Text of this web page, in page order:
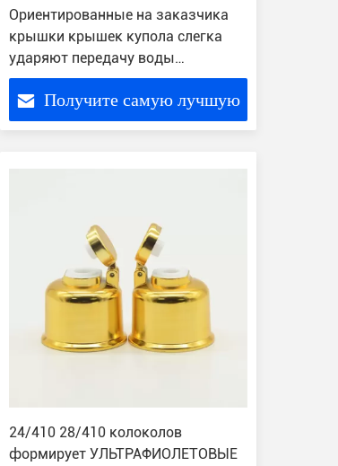
Ориентированные на заказчика
крышки крышек купола слегка
ударяют передачу воды
пластмассы крышки 24/410
Получите самую лучшую
24/410 28/410 колоколов
формирует УЛЬТРАФИОЛЕТОВЫЕ